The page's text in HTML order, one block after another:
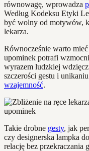
równowagę, wprowadza
Według Kodeksu Etyki
być wolny od motywów,
lekarza.
Równocześnie warto
upominek potrafi
wyrazem ludzkiej
szczerości gestu i
wzajemność.
Takie drobne gesty, jak
czy designerska lampka
relację bez przekraczania